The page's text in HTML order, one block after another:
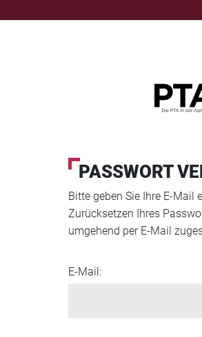
PASSWORT
Bitte geben Sie Ihre E-Mail
Zurücksetzen Ihres
umgehend per E-Mail
E-Mail: